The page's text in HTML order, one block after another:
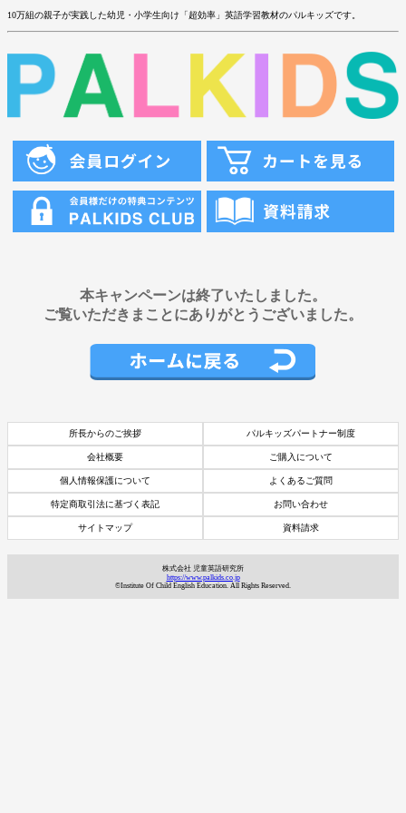
10万組の親子が実践した幼児・小学生向け「超効率」英語学習教材のパルキッズです。
本キャンペーンは終了いたしました。
ご覧いただきまことにありがとうございました。
所長からのご挨拶 パルキッズパートナー制度
会社概要 ご購入について
個人情報保護について よくあるご質問
特定商取引法に基づく表記 お問い合わせ
サイトマップ 資料請求
株式会社 児童英語研究所
https://www.palkids.co.jp
©Institute Of Child English Education. All Rights Reserved.